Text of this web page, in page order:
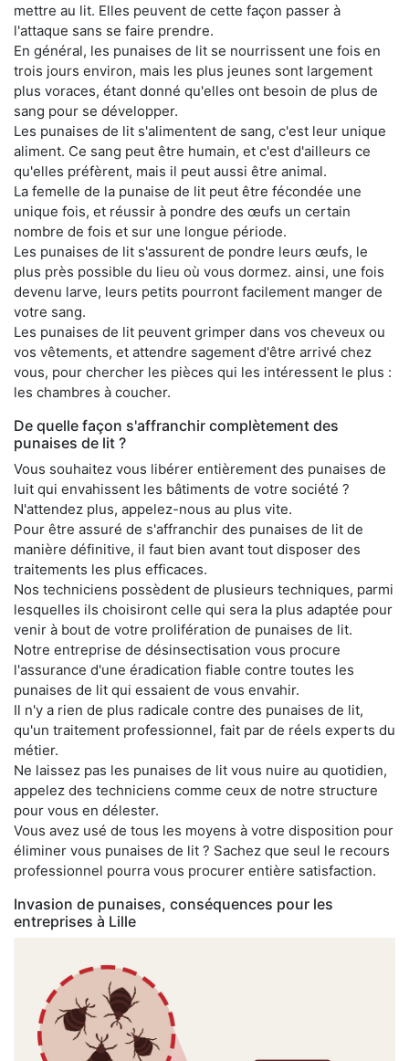
mettre au lit. Elles peuvent de cette façon passer à
l'attaque sans se faire prendre.
En général, les punaises de lit se nourrissent une fois en
trois jours environ, mais les plus jeunes sont largement
plus voraces, étant donné qu'elles ont besoin de plus de
sang pour se développer.
Les punaises de lit s'alimentent de sang, c'est leur unique
aliment. Ce sang peut être humain, et c'est d'ailleurs ce
qu'elles préfèrent, mais il peut aussi être animal.
La femelle de la punaise de lit peut être fécondée une
unique fois, et réussir à pondre des œufs un certain
nombre de fois et sur une longue période.
Les punaises de lit s'assurent de pondre leurs œufs, le
plus près possible du lieu où vous dormez. ainsi, une fois
devenu larve, leurs petits pourront facilement manger de
votre sang.
Les punaises de lit peuvent grimper dans vos cheveux ou
vos vêtements, et attendre sagement d'être arrivé chez
vous, pour chercher les pièces qui les intéressent le plus :
les chambres à coucher.
De quelle façon s'affranchir complètement des
punaises de lit ?
Vous souhaitez vous libérer entièrement des punaises de
luit qui envahissent les bâtiments de votre société ?
N'attendez plus, appelez-nous au plus vite.
Pour être assuré de s'affranchir des punaises de lit de
manière définitive, il faut bien avant tout disposer des
traitements les plus efficaces.
Nos techniciens possèdent de plusieurs techniques, parmi
lesquelles ils choisiront celle qui sera la plus adaptée pour
venir à bout de votre prolifération de punaises de lit.
Notre entreprise de désinsectisation vous procure
l'assurance d'une éradication fiable contre toutes les
punaises de lit qui essaient de vous envahir.
Il n'y a rien de plus radicale contre des punaises de lit,
qu'un traitement professionnel, fait par de réels experts du
métier.
Ne laissez pas les punaises de lit vous nuire au quotidien,
appelez des techniciens comme ceux de notre structure
pour vous en délester.
Vous avez usé de tous les moyens à votre disposition pour
éliminer vous punaises de lit ? Sachez que seul le recours
professionnel pourra vous procurer entière satisfaction.
Invasion de punaises, conséquences pour les
entreprises à Lille